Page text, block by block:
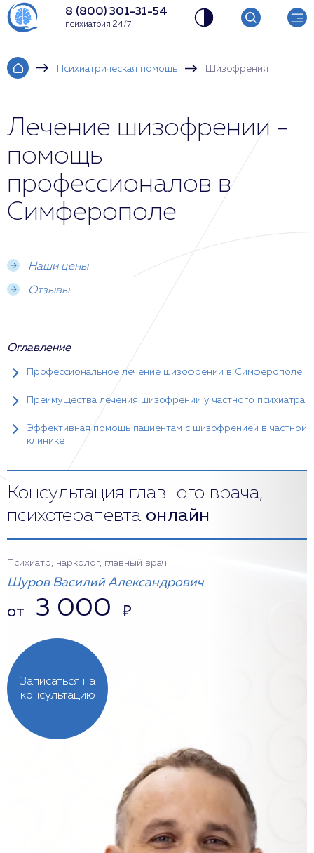
8 (800) 301-31-54
психиатрия 24/7
Психиатрическая помощь Шизофрения
Лечение шизофрении -
помощь
профессионалов в
Симферополе
Наши цены
Отзывы
Оглавление
Профессиональное лечение шизофрении в Симферополе
Преимущества лечения шизофрении у частного психиатра
Эффективная помощь пациентам с шизофренией в частной
клинике
Консультация главного врача,
психотерапевта онлайн
Записаться на
консультацию
Психиатр, нарколог, главный врач
Шуров Василий Александрович
от 3 000 ₽